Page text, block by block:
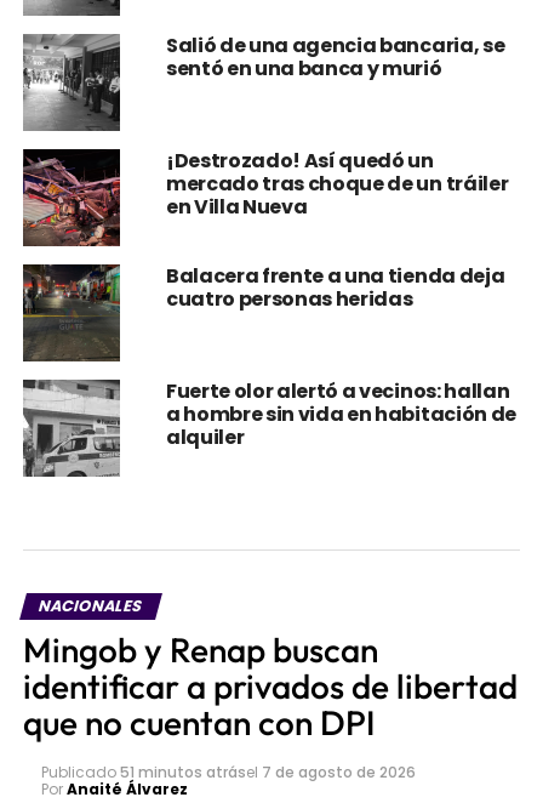
Salió de una agencia bancaria, se
sentó en una banca y murió
¡Destrozado! Así quedó un
mercado tras choque de un tráiler
en Villa Nueva
Balacera frente a una tienda deja
cuatro personas heridas
Fuerte olor alertó a vecinos: hallan
a hombre sin vida en habitación de
alquiler
NACIONALES
Mingob y Renap buscan
identificar a privados de libertad
que no cuentan con DPI
Publicado51 minutos atrásel 7 de agosto de 2026
PorAnaité Álvarez